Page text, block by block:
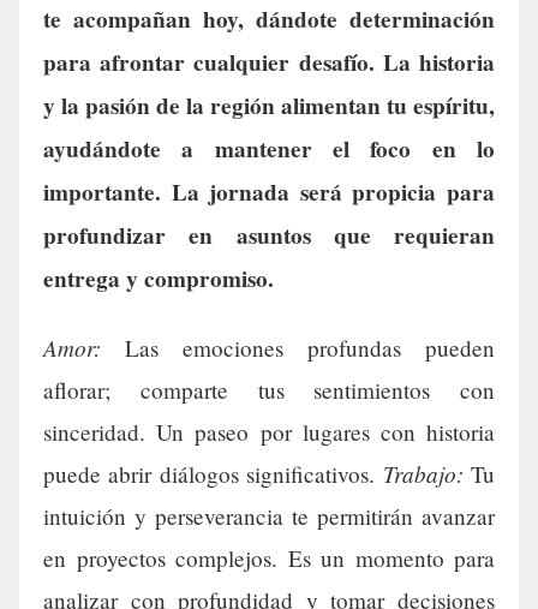
te acompañan hoy, dándote determinación
para afrontar cualquier desafío. La historia
y la pasión de la región alimentan tu espíritu,
ayudándote a mantener el foco en lo
importante. La jornada será propicia para
profundizar en asuntos que requieran
entrega y compromiso.
Amor: Las emociones profundas pueden
aflorar; comparte tus sentimientos con
sinceridad. Un paseo por lugares con historia
puede abrir diálogos significativos. Trabajo: Tu
intuición y perseverancia te permitirán avanzar
en proyectos complejos. Es un momento para
analizar con profundidad y tomar decisiones